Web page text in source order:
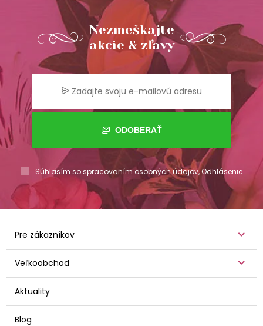
Nezmeškajte
akcie & zľavy
ODOBERAŤ
Súhlasím so spracovaním osobných údajov,Odhlásenie
Pre zákazníkov
Veľkoobchod
Aktuality
Blog